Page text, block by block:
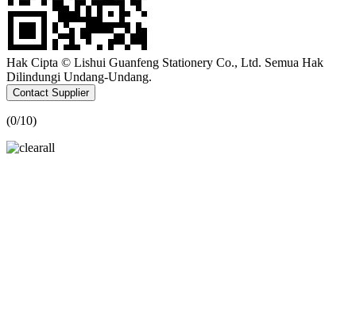
Hak Cipta © Lishui Guanfeng Stationery Co., Ltd. Semua Hak
Dilindungi Undang-Undang.
Contact Supplier
(0/10)